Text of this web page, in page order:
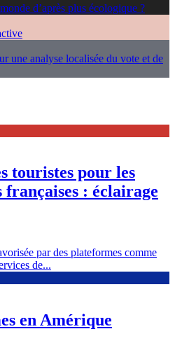
d’après plus écologique ?
une analyse localisée du vote et de
touristes pour les
: éclairage
par des plateformes comme
de...
en Amérique